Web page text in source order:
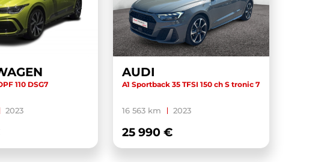
110 DSG7
2023
AUDI
A1 Sportback 35 TFSI 150 ch S tronic 7
16 563 km 2023
25 990 €